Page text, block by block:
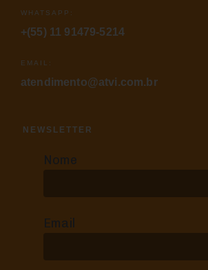
WHATSAPP:
+(55) 11 91479-5214
EMAIL:
atendimento@atvi.com.br
NEWSLETTER
Nome
Email